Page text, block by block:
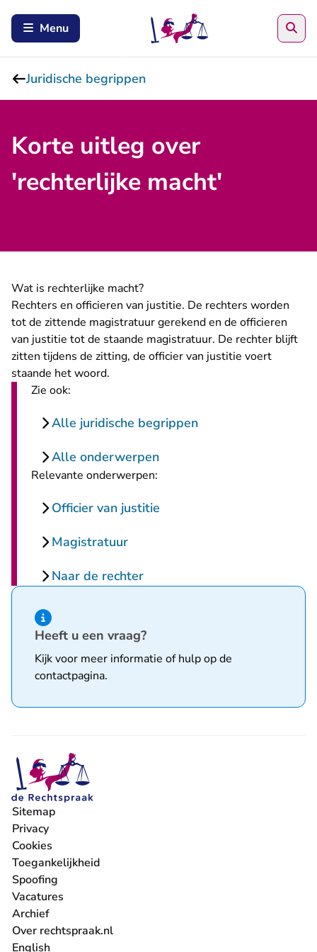
Menu
Juridische begrippen
Korte uitleg over
'rechterlijke macht'
Wat is rechterlijke macht?
Rechters en officieren van justitie. De rechters worden
tot de zittende magistratuur gerekend en de officieren
van justitie tot de staande magistratuur. De rechter blijft
zitten tijdens de zitting, de officier van justitie voert
staande het woord.
Zie ook:
Alle juridische begrippen
Alle onderwerpen
Relevante onderwerpen:
Officier van justitie
Magistratuur
Naar de rechter
Hint van type informatie
Heeft u een vraag?
Kijk voor meer informatie of hulp op de
contactpagina.
Sitemap
Privacy
Cookies
Toegankelijkheid
Spoofing
Vacatures
- U verlaat Rechtspraak.nl
Archief
Over rechtspraak.nl
English